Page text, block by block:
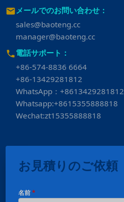
メールでのお問い合わせ：
sales@baoteng.cc
manager@baoteng.cc
電話サポート：
+86-574-8836 6664
+86-13429281812
WhatsApp：+8613429281812
Whatsapp:+8615355888818
Wechat:zt15355888818
お見積りのご依頼
名前*